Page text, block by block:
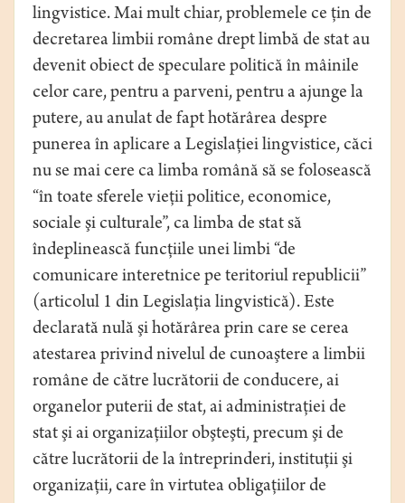
lingvistice. Mai mult chiar, problemele ce ţin de
decretarea limbii române drept limbă de stat au
devenit obiect de speculare politică în mâinile
celor care, pentru a parveni, pentru a ajunge la
putere, au anulat de fapt hotărârea despre
punerea în aplicare a Legislaţiei lingvistice, căci
nu se mai cere ca limba română să se folosească
“în toate sferele vieţii politice, economice,
sociale şi culturale”, ca limba de stat să
îndeplinească funcţiile unei limbi “de
comunicare interetnice pe teritoriul republicii”
(articolul 1 din Legislaţia lingvistică). Este
declarată nulă şi hotărârea prin care se cerea
atestarea privind nivelul de cunoaştere a limbii
române de către lucrătorii de conducere, ai
organelor puterii de stat, ai administraţiei de
stat şi ai organizaţiilor obşteşti, precum şi de
către lucrătorii de la întreprinderi, instituţii şi
organizaţii, care în virtutea obligaţiilor de